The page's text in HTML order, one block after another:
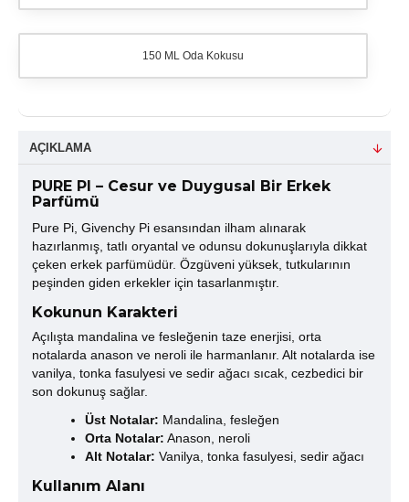
150 ML Oda Kokusu
AÇIKLAMA
PURE PI – Cesur ve Duygusal Bir Erkek
Parfümü
Pure Pi, Givenchy Pi esansından ilham alınarak
hazırlanmış, tatlı oryantal ve odunsu dokunuşlarıyla dikkat
çeken erkek parfümüdür. Özgüveni yüksek, tutkularının
peşinden giden erkekler için tasarlanmıştır.
Kokunun Karakteri
Açılışta mandalina ve fesleğenin taze enerjisi, orta
notalarda anason ve neroli ile harmanlanır. Alt notalarda ise
vanilya, tonka fasulyesi ve sedir ağacı sıcak, cezbedici bir
son dokunuş sağlar.
Üst Notalar: Mandalina, fesleğen
Orta Notalar: Anason, neroli
Alt Notalar: Vanilya, tonka fasulyesi, sedir ağacı
Kullanım Alanı